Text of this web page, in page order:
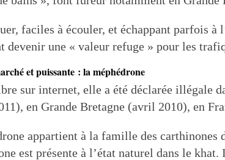
faciles à écouler, et échappant parfois à
devenir une « valeur refuge » pour les
et puissante : la méphédrone
sur internet, elle a été déclarée illégale
en Grande Bretagne (avril 2010), en
appartient à la famille des carthinones
est présente à l’état naturel dans le khat.